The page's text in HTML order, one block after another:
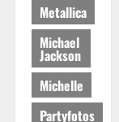
Metallica
Michael
Jackson
Michelle
Partyfotos